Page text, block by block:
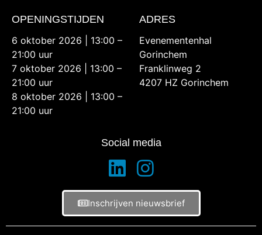
OPENINGSTIJDEN
6 oktober 2026 | 13:00 –
21:00 uur
7 oktober 2026 | 13:00 –
21:00 uur
8 oktober 2026 | 13:00 –
21:00 uur
ADRES
Evenementenhal
Gorinchem
Franklinweg 2
4207 HZ Gorinchem
Social media
Inschrijven nieuwsbrief